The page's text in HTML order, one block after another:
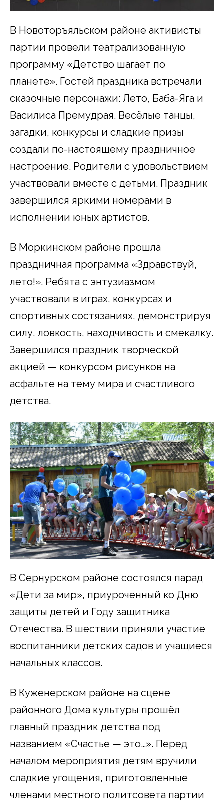
В Новоторъяльском районе активисты
партии провели театрализованную
программу «Детство шагает по
планете». Гостей праздника встречали
сказочные персонажи: Лето, Баба-Яга и
Василиса Премудрая. Весёлые танцы,
загадки, конкурсы и сладкие призы
создали по-настоящему праздничное
настроение. Родители с удовольствием
участвовали вместе с детьми. Праздник
завершился яркими номерами в
исполнении юных артистов.
В Моркинском районе прошла
праздничная программа «Здравствуй,
лето!». Ребята с энтузиазмом
участвовали в играх, конкурсах и
спортивных состязаниях, демонстрируя
силу, ловкость, находчивость и смекалку.
Завершился праздник творческой
акцией — конкурсом рисунков на
асфальте на тему мира и счастливого
детства.
В Сернурском районе состоялся парад
«Дети за мир», приуроченный ко Дню
защиты детей и Году защитника
Отечества. В шествии приняли участие
воспитанники детских садов и учащиеся
начальных классов.
В Куженерском районе на сцене
районного Дома культуры прошёл
главный праздник детства под
названием «Счастье — это…». Перед
началом мероприятия детям вручили
сладкие угощения, приготовленные
членами местного политсовета партии